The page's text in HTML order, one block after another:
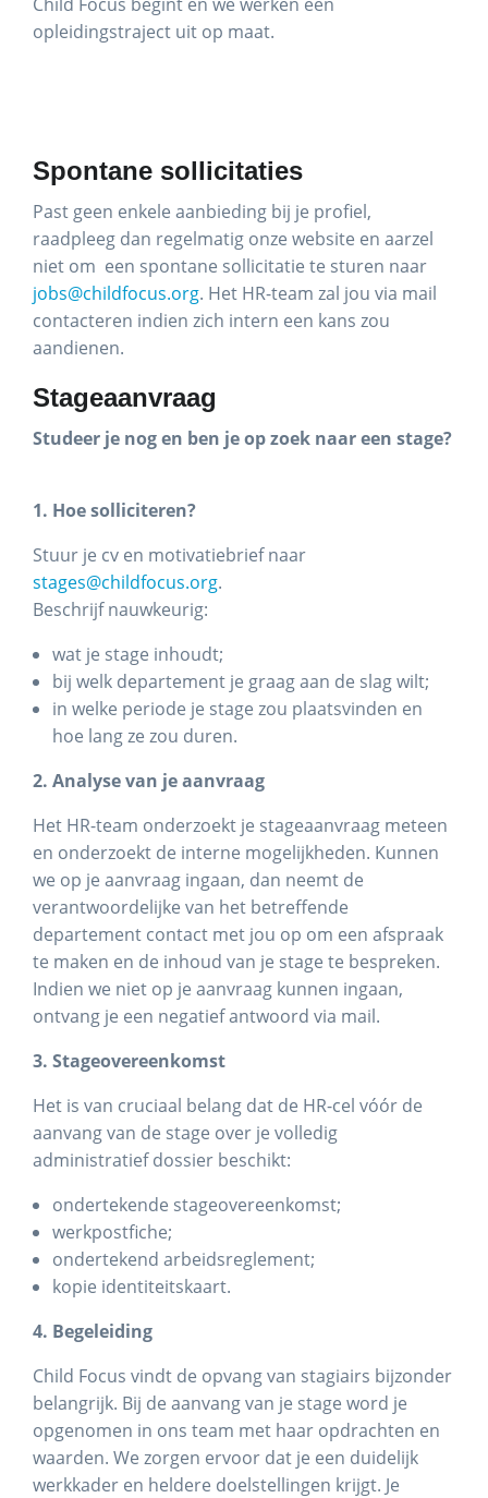
opleidingstraject uit op maat.
Spontane sollicitaties
Past geen enkele aanbieding bij je profiel,
raadpleeg dan regelmatig onze website en aarzel
niet om een spontane sollicitatie te sturen naar
jobs@childfocus.org. Het HR-team zal jou via mail
contacteren indien zich intern een kans zou
aandienen.
Stageaanvraag
Studeer je nog en ben je op zoek naar een stage?
1. Hoe solliciteren?
Stuur je cv en motivatiebrief naar
stages@childfocus.org.
Beschrijf nauwkeurig:
wat je stage inhoudt;
bij welk departement je graag aan de slag wilt;
in welke periode je stage zou plaatsvinden en
hoe lang ze zou duren.
2. Analyse van je aanvraag
Het HR-team onderzoekt je stageaanvraag meteen
en onderzoekt de interne mogelijkheden. Kunnen
we op je aanvraag ingaan, dan neemt de
verantwoordelijke van het betreffende
departement contact met jou op om een afspraak
te maken en de inhoud van je stage te bespreken.
Indien we niet op je aanvraag kunnen ingaan,
ontvang je een negatief antwoord via mail.
3. Stageovereenkomst
Het is van cruciaal belang dat de HR-cel vóór de
aanvang van de stage over je volledig
administratief dossier beschikt:
ondertekende stageovereenkomst;
werkpostfiche;
ondertekend arbeidsreglement;
kopie identiteitskaart.
4. Begeleiding
Child Focus vindt de opvang van stagiairs bijzonder
belangrijk. Bij de aanvang van je stage word je
opgenomen in ons team met haar opdrachten en
waarden. We zorgen ervoor dat je een duidelijk
werkkader en heldere doelstellingen krijgt. Je